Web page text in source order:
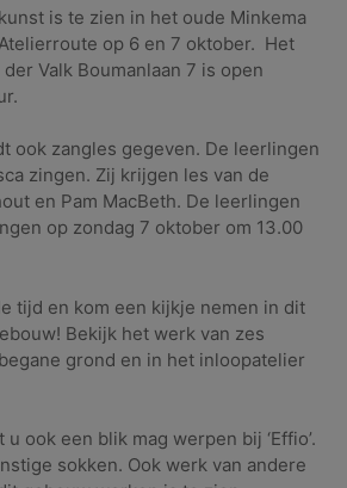
is te zien in het oude Minkema
op 6 en 7 oktober. Het
Valk Boumanlaan 7 is open
ook zangles gegeven. De leerlingen
zingen. Zij krijgen les van de
en Pam MacBeth. De leerlingen
op zondag 7 oktober om 13.00
tijd en kom een kijkje nemen in dit
Bekijk het werk van zes
grond en in het inloopatelier
ook een blik mag werpen bij ‘Effio’.
sokken. Ook werk van andere